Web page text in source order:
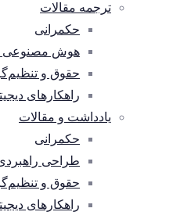
ترجمه مقالات
حکمرانی
هوش مصنوعی
حقوق و
راهکارهای
یادداشت و مقالات
حکمرانی
طراحی
حقوق و
راهکارهای